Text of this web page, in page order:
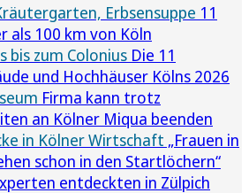
Erbsensuppe 11
als 100 km von Köln
bis zum Colonius Die 11
und Hochhäuser Kölns 2026
Firma kann trotz
an Kölner Miqua beenden
in Kölner Wirtschaft „Frauen in
schon in den Startlöchern“
entdeckten in Zülpich